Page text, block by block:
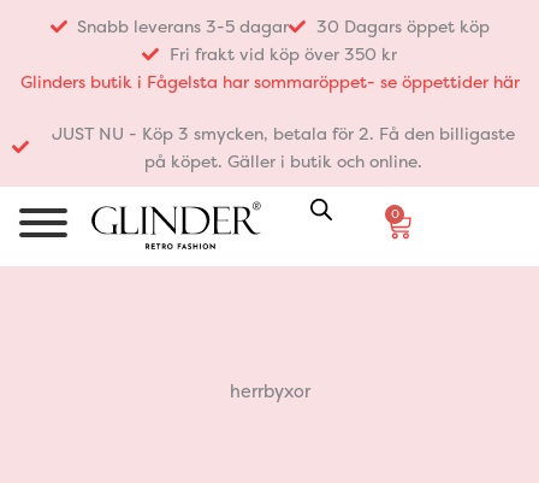
innehåll
Snabb leverans 3-5 dagar
30 Dagars öppet köp
Fri frakt vid köp över 350 kr
Glinders butik i Fågelsta har sommaröppet- se öppettider här
JUST NU - Köp 3 smycken, betala för 2. Få den billigaste
på köpet. Gäller i butik och online.
0
Varukorg
herrbyxor